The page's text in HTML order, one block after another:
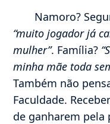
Namoro?
“muito jogador já
mulher”. Família?
minha mãe toda
Também não
Faculdade.
de ganharem pela